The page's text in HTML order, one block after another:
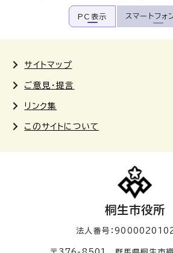
PC表示 スマートフォ
サイトマップ
ご意見・提言
リンク集
このサイトについて
桐生市役所
法人番号：